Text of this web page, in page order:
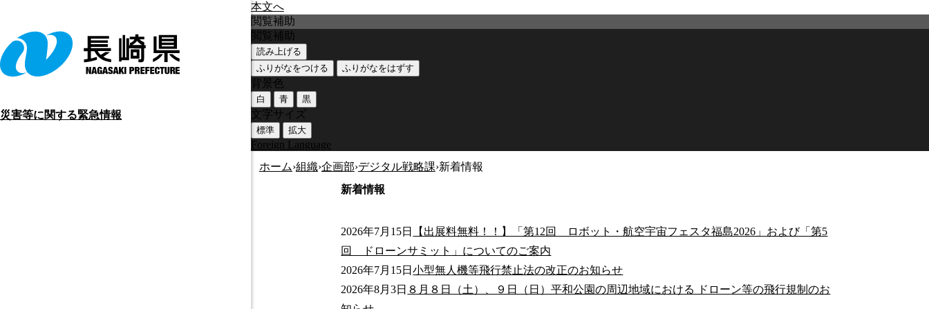
本文へ
災害等に関する緊急情報
閲覧補助
閲覧補助
読み上げる
ふりがなをつける
ふりがなをはずす
背景色
白 青 黒
文字サイズ
標準 拡大
Foreign Language
ホーム›組織›企画部›デジタル戦略課›新着情報
新着情報
2026年7月15日
【出展料無料！！】「第12回 ロボット・航空宇宙フェスタ福島2026」および「第5
回 ドローンサミット」についてのご案内
2026年7月15日小型無人機等飛行禁止法の改正のお知らせ
2026年8月3日 ８月８日（土）、９日（日）平和公園の周辺地域における ドローン等の飛行規制のお
公式SNS
このサイトについて